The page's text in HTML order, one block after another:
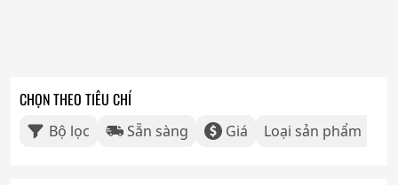
CHỌN THEO TIÊU CHÍ
Bộ lọc Sẵn sàng Giá Loại sản phẩm